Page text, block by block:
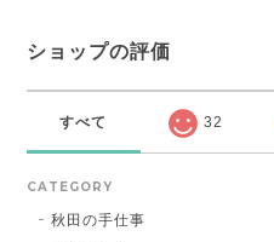
ショップの評価
すべて 32
CATEGORY
秋田の手仕事